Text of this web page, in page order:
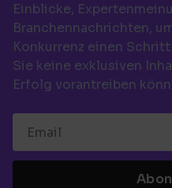
Einblicke,
Branchennachrichten,
Konkurrenz einen
Sie keine exklusiven
Erfolg vorantreiben